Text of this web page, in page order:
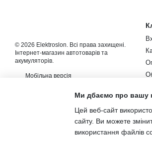
© 2026 Elektroslon. Всі права захищені.
Інтернет-магазин автотоварів та
акумуляторів.
Мобільна версія
Ми дбаємо про вашу
Цей веб-сайт
сайту. Ви можете
використання файлів